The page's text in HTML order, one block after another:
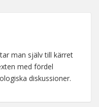
man själv till kärret
med fördel
diskussioner.